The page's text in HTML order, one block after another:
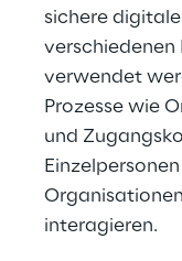
sichere
verschiedenen
verwendet
Prozesse wie
und
interagieren.